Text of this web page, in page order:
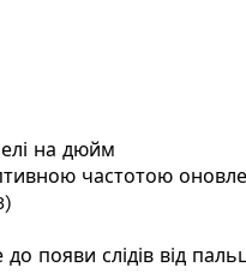
на дюйм
частотою
появи слідів від